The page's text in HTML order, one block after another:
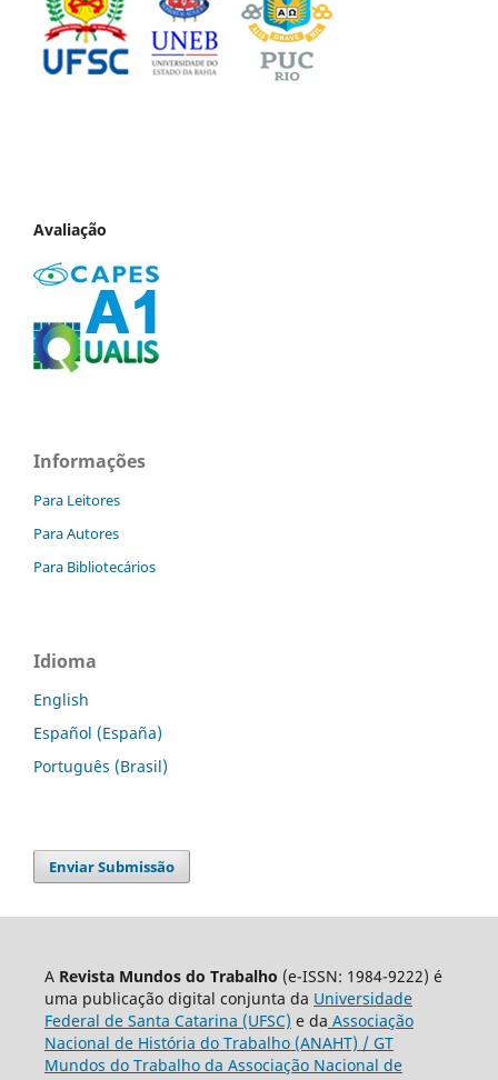
Avaliação
Informações
Para Leitores
Para Autores
Para Bibliotecários
Idioma
English
Español (España)
Português (Brasil)
Enviar Submissão
A Revista Mundos do Trabalho (e-ISSN: 1984-9222) é
uma publicação digital conjunta da Universidade
Federal de Santa Catarina (UFSC) e da Associação
Nacional de História do Trabalho (ANAHT) / GT
Mundos do Trabalho da Associação Nacional de